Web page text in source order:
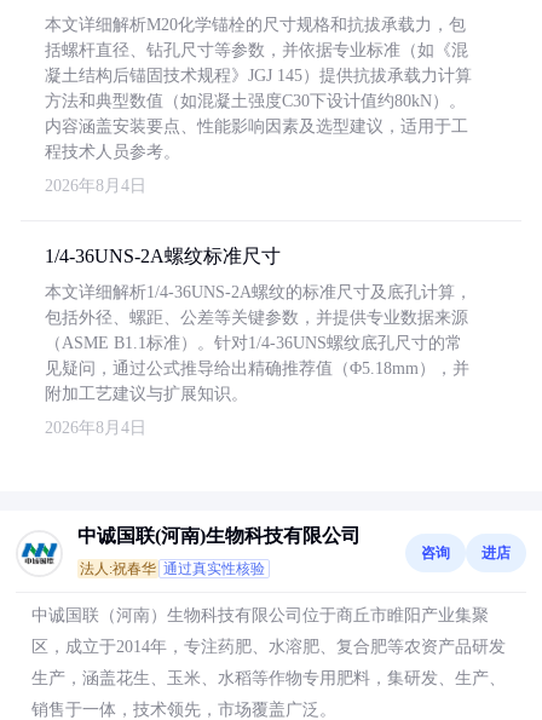
本文详细解析M20化学锚栓的尺寸规格和抗拔承载力，包
括螺杆直径、钻孔尺寸等参数，并依据专业标准（如《混
凝土结构后锚固技术规程》JGJ 145）提供抗拔承载力计算
方法和典型数值（如混凝土强度C30下设计值约80kN）。
内容涵盖安装要点、性能影响因素及选型建议，适用于工
程技术人员参考。
2026年8月4日
1/4-36UNS-2A螺纹标准尺寸
本文详细解析1/4-36UNS-2A螺纹的标准尺寸及底孔计算，
包括外径、螺距、公差等关键参数，并提供专业数据来源
（ASME B1.1标准）。针对1/4-36UNS螺纹底孔尺寸的常
见疑问，通过公式推导给出精确推荐值（Φ5.18mm），并
附加工艺建议与扩展知识。
2026年8月4日
中诚国联(河南)生物科技有限公司
法人:祝春华 通过真实性核验
咨询 进店
中诚国联（河南）生物科技有限公司位于商丘市睢阳产业集聚
区，成立于2014年，专注药肥、水溶肥、复合肥等农资产品研发
生产，涵盖花生、玉米、水稻等作物专用肥料，集研发、生产、
销售于一体，技术领先，市场覆盖广泛。